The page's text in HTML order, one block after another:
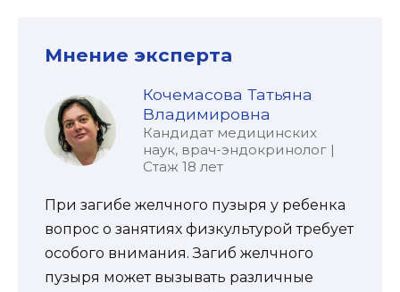
Мнение эксперта
Кочемасова Татьяна
Владимировна
Кандидат медицинских
наук, врач-эндокринолог |
Стаж 18 лет
При загибе желчного пузыря у ребенка
вопрос о занятиях физкультурой требует
особого внимания. Загиб желчного
пузыря может вызывать различные